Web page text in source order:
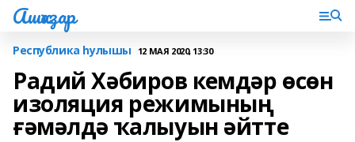
Ашҡаҙар
Республика һулышы 12 МАЯ 2020, 13:30
Радий Хәбиров кемдәр өсөн
изоляция режимының
ғәмәлдә ҡалыуын әйтте